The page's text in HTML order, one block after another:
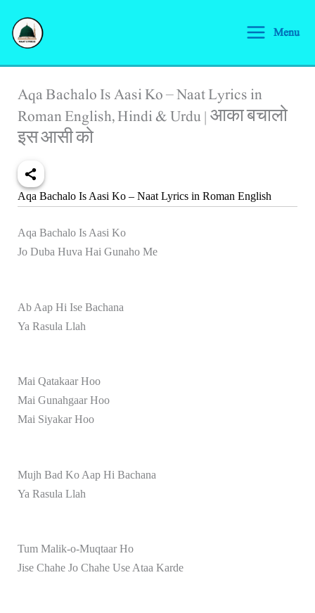
content
Menu
Aqa Bachalo Is Aasi Ko – Naat Lyrics in
Roman English, Hindi & Urdu | आका बचालो
इस आसी को
Aqa Bachalo Is Aasi Ko – Naat Lyrics in Roman English
Aqa Bachalo Is Aasi Ko
Jo Duba Huva Hai Gunaho Me
Ab Aap Hi Ise Bachana
Ya Rasula Llah
Mai Qatakaar Hoo
Mai Gunahgaar Hoo
Mai Siyakar Hoo
Mujh Bad Ko Aap Hi Bachana
Ya Rasula Llah
Tum Malik-o-Muqtaar Ho
Jise Chahe Jo Chahe Use Ataa Karde
e
c
h